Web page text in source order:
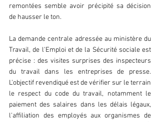
remontées semble avoir précipité sa décision
de hausser le ton.
La demande centrale adressée au ministère du
Travail, de l'Emploi et de la Sécurité sociale est
précise : des visites surprises des inspecteurs
du travail dans les entreprises de presse.
L'objectif revendiqué est de vérifier sur le terrain
le respect du code du travail, notamment le
paiement des salaires dans les délais légaux,
l'affiliation des employés aux organismes de